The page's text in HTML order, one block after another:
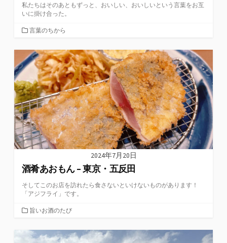
私たちはそのあともずっと、おいしい、おいしいという言葉をお互
いに掛け合った。
カ
ゴ
リ
ー
言葉のちから
2024年7月20日
酒肴あおもん – 東京・五反田
そしてこのお店を訪れたら食さないといけないものがあります！
「アジフライ」です。
カ
ゴ
リ
旨いお酒のたび